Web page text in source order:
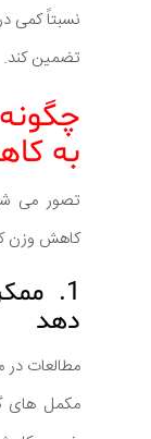
نسبتاً کمی
تضمین کند.
به
تصور می
کاهش وزن
1.
دهد
مطالعات
مکمل های